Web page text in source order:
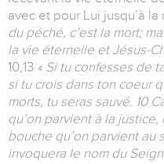
avec et pour Lui jusqu’à la
du péché, c’est la mort;
la vie éternelle et Jésus-
10,13 « Si tu confesses de
si tu crois dans ton coeur
morts, tu seras sauvé. 10
qu’on parvient à la
bouche qu’on parvient au
invoquera le nom du